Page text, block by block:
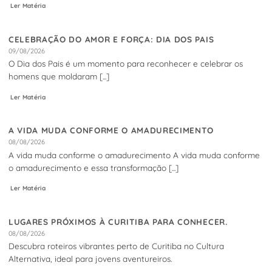
Ler Matéria
CELEBRAÇÃO DO AMOR E FORÇA: DIA DOS PAIS
09/08/2026
O Dia dos Pais é um momento para reconhecer e celebrar os
homens que moldaram [...]
Ler Matéria
A VIDA MUDA CONFORME O AMADURECIMENTO
08/08/2026
A vida muda conforme o amadurecimento A vida muda conforme
o amadurecimento e essa transformação [...]
Ler Matéria
LUGARES PRÓXIMOS À CURITIBA PARA CONHECER.
08/08/2026
Descubra roteiros vibrantes perto de Curitiba no Cultura
Alternativa, ideal para jovens aventureiros.